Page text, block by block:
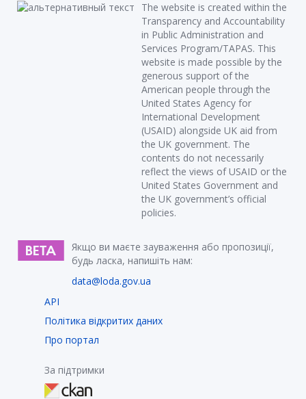
The website is created within the
Transparency and Accountability
in Public Administration and
Services Program/TAPAS. This
website is made possible by the
generous support of the
American people through the
United States Agency for
International Development
(USAID) alongside UK aid from
the UK government. The
contents do not necessarily
reflect the views of USAID or the
United States Government and
the UK government’s official
policies.
Якщо ви маєте зауваження або пропозиції,
будь ласка, напишіть нам:
data@loda.gov.ua
API
Політика відкритих даних
Про портал
За підтримки